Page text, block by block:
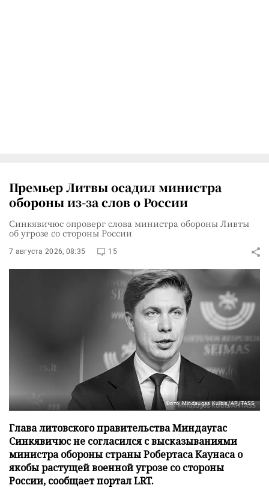
Премьер Литвы осадил министра
обороны из-за слов о России
Синкявичюс опроверг слова министра обороны Ливты
об угрозе со стороны России
7 августа 2026, 08:35 15
Фото: Mindaugas Kulbis/AP/TASS
Глава литовского правительства Миндаугас
Синкявичюс не согласился с высказываниями
министра обороны страны Робертаса Каунаса о
якобы растущей военной угрозе со стороны
России, сообщает портал LRT.